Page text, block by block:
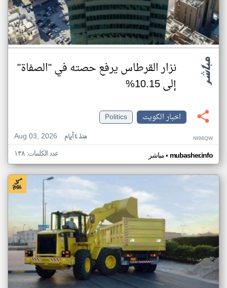
نزار القرطاس يرفع حصته في "الصفاة"
إلى 10.15%
اخبار الكويت
Politics
Aug 03, 2026
منذ ٤ أيام NI98QW
مباشر• mubasher.info عدد الكلمات: ١٣٨